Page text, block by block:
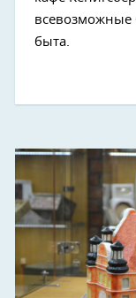
всевозможные
быта.